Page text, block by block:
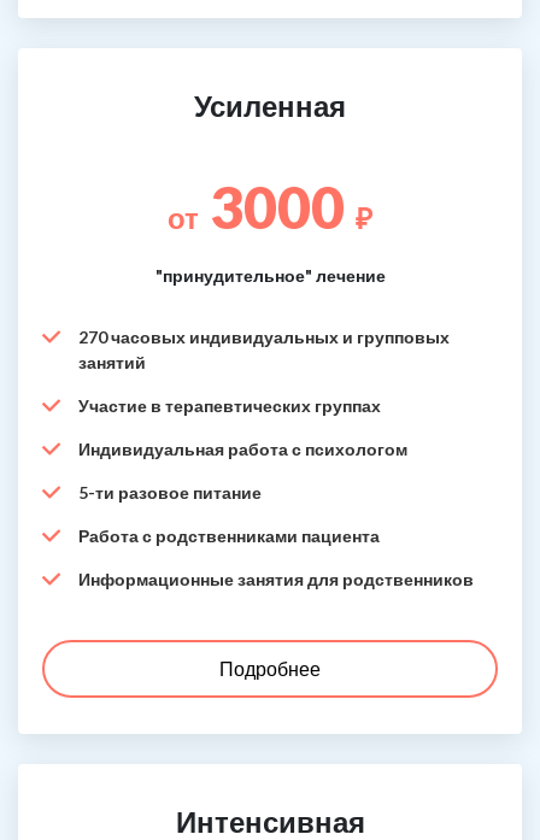
Усиленная
от 3000 ₽
"принудительное" лечение
270 часовых индивидуальных и групповых
занятий
Участие в терапевтических группах
Индивидуальная работа с психологом
5-ти разовое питание
Работа с родственниками пациента
Информационные занятия для родственников
Подробнее
Интенсивная